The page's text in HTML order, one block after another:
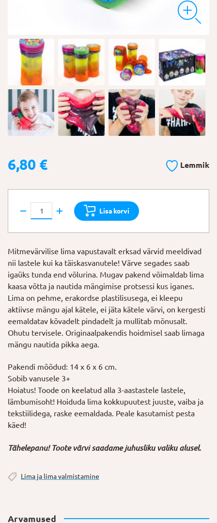
6,80 € Lemmik
Mitmevärviline
lima
sädelusega
Lisa korvi
Mitmevärvilise lima vapustavalt erksad värvid meeldivad
nii lastele kui ka täiskasvanutele! Värve segades saab
igaüks tunda end võlurina. Mugav pakend võimaldab lima
kaasa võtta ja nautida mängimise protsessi kus iganes.
Lima on pehme, erakordse plastilisusega, ei kleepu
aktiivse mängu ajal kätele, ei jäta kätele värvi, on kergesti
eemaldatav kõvadelt pindadelt ja mullitab mõnusalt.
Ohutu tervisele. Originaalpakendis hoidmisel saab limaga
mängu nautida pikka aega.
Pakendi mõõdud: 14 x 6 x 6 cm.
Sobib vanusele 3+
Hoiatus! Toode on keelatud alla 3-aastastele lastele,
lämbumisoht! Hoiduda lima kokkupuutest juuste, vaiba ja
tekstiilidega, raske eemaldada. Peale kasutamist pesta
käed!
Tähelepanu! Toote värvi saadame juhusliku valiku alusel.
Lima ja lima valmistamine
Arvamused